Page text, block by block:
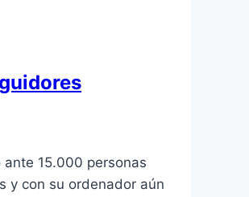
15.000 personas
y con su ordenador aún